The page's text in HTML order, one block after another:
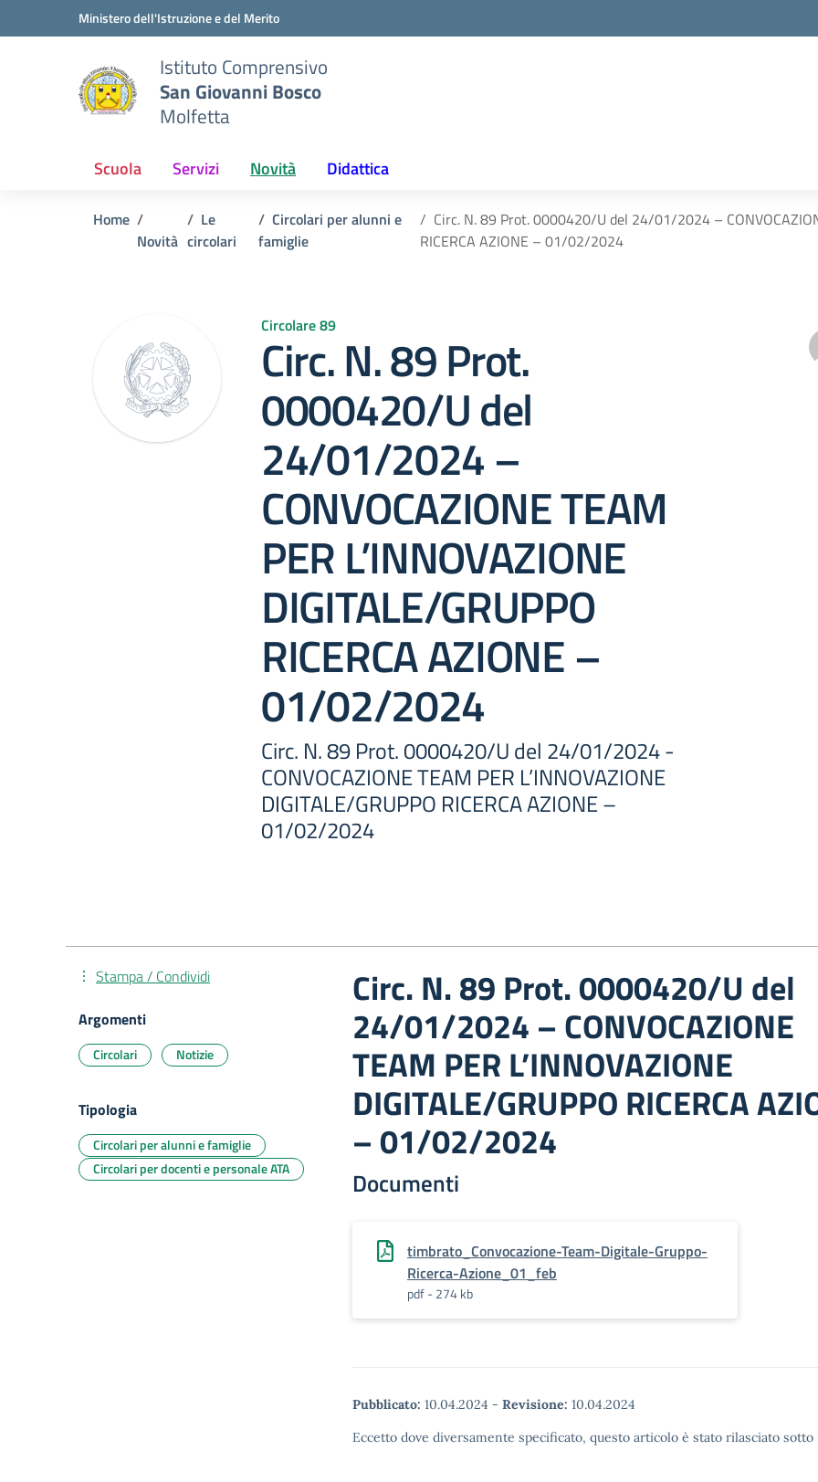
Vai ai contenuti
Vai al menu di navigazioneMinistero dell'Istruzione e del Merito
Istituto Comprensivo
San Giovanni Bosco
Molfetta
Scuola Servizi Novità Didattica
Home
Novità
Le
circolari
Circolari per alunni e
famiglie
Circ. N. 89 Prot. 0000420/U del 24/01/2024 –
RICERCA AZIONE – 01/02/2024
Circolare 89
Circ. N. 89 Prot.
0000420/U del
24/01/2024 –
CONVOCAZIONE TEAM
PER L’INNOVAZIONE
DIGITALE/GRUPPO
RICERCA AZIONE –
01/02/2024
Circ. N. 89 Prot. 0000420/U del 24/01/2024 -
CONVOCAZIONE TEAM PER L’INNOVAZIONE
DIGITALE/GRUPPO RICERCA AZIONE –
01/02/2024
Circ. N. 89 Prot. 0000420/U del
24/01/2024 – CONVOCAZIONE
TEAM PER L’INNOVAZIONE
DIGITALE/GRUPPO RICERCA
– 01/02/2024
Documenti
timbrato_Convocazione-Team-Digitale-Gruppo-
Ricerca-Azione_01_feb
pdf - 274 kb
Pubblicato: 10.04.2024 - Revisione: 10.04.2024
Eccetto dove diversamente specificato, questo articolo è stato rilasciato
Stampa / Condividi
Argomenti
Circolari Notizie
Tipologia
Circolari per alunni e famiglie
Circolari per docenti e personale ATA